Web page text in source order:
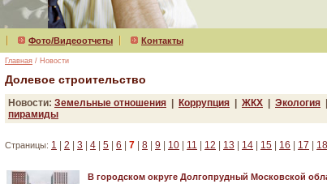
Фото/Видеоотчеты Контакты
Главная / Новости
Долевое строительство
Новости: Земельные отношения Коррупция ЖКХ Экология
пирамиды
Страницы: 1 2 3 4 5 6 7 8 9 10 11 12 13 14 15 16 17 18
В городском округе Долгопрудный Московской